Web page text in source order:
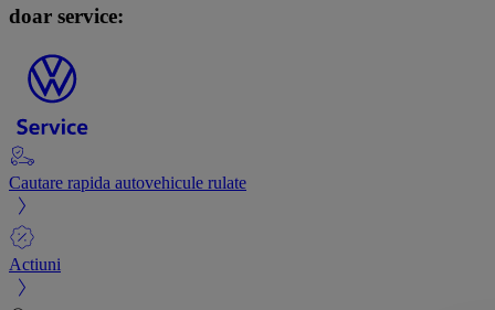
doar service:
Cautare rapida autovehicule rulate
Actiuni